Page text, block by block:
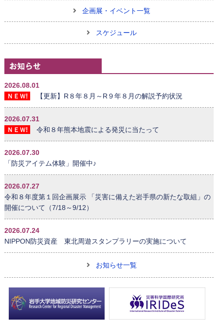
企画展・イベント一覧
スケジュール
2026.08.01
ＮＥＷ! 【更新】R８年８月～R９年８月の解説予約状況
2026.07.31
ＮＥＷ! 令和８年熊本地震による発災に当たって
2026.07.30
「防災アイテム体験」開催中♪
2026.07.27
令和８年度第１回企画展示 「災害に備えた岩手県の新たな取組」の
開催について（7/18～9/12）
2026.07.24
NIPPON防災資産 東北周遊スタンプラリーの実施について
お知らせ一覧